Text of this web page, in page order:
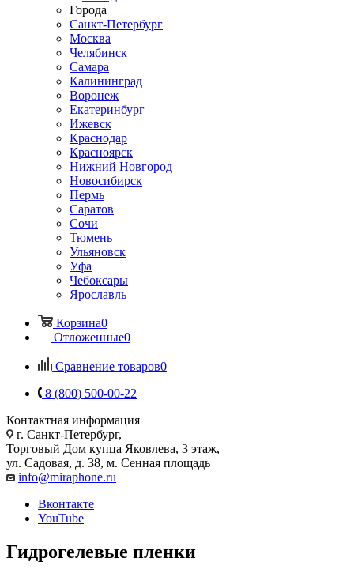
Города
Санкт-Петербург
Москва
Челябинск
Самара
Калининград
Воронеж
Екатеринбург
Ижевск
Краснодар
Красноярск
Нижний Новгород
Новосибирск
Пермь
Саратов
Сочи
Тюмень
Ульяновск
Уфа
Чебоксары
Ярославль
Корзина0
Отложенные0
Сравнение товаров0
8 (800) 500-00-22
Контактная информация
г. Санкт-Петербург,
Торговый Дом купца Яковлева, 3 этаж,
ул. Садовая, д. 38, м. Сенная площадь
info@miraphone.ru
Вконтакте
YouTube
Гидрогелевые пленки